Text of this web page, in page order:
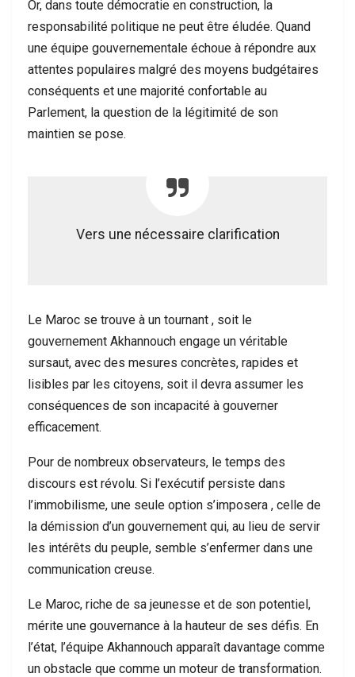
Or, dans toute démocratie en construction, la
responsabilité politique ne peut être éludée. Quand
une équipe gouvernementale échoue à répondre aux
attentes populaires malgré des moyens budgétaires
conséquents et une majorité confortable au
Parlement, la question de la légitimité de son
maintien se pose.
Vers une nécessaire clarification
Le Maroc se trouve à un tournant , soit le
gouvernement Akhannouch engage un véritable
sursaut, avec des mesures concrètes, rapides et
lisibles par les citoyens, soit il devra assumer les
conséquences de son incapacité à gouverner
efficacement.
Pour de nombreux observateurs, le temps des
discours est révolu. Si l’exécutif persiste dans
l’immobilisme, une seule option s’imposera , celle de
la démission d’un gouvernement qui, au lieu de servir
les intérêts du peuple, semble s’enfermer dans une
communication creuse.
Le Maroc, riche de sa jeunesse et de son potentiel,
mérite une gouvernance à la hauteur de ses défis. En
l’état, l’équipe Akhannouch apparaît davantage comme
un obstacle que comme un moteur de transformation.